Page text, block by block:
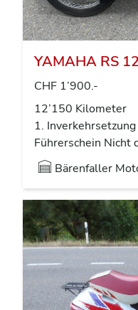
YAMAHA RS
CHF 1’900.-
12’150 Kilometer
1.
Führerschein Nicht
Bärenfaller